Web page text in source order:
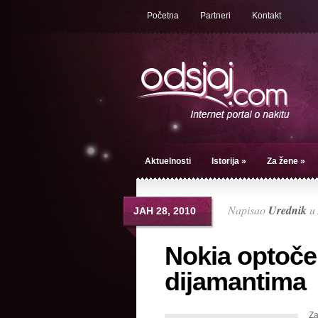
Početna Partneri Kontakt
Aktuelnosti Istorija » Za žene »
ЈАН 28, 2010 Napisao Urednik u
Nokia
dijamantima